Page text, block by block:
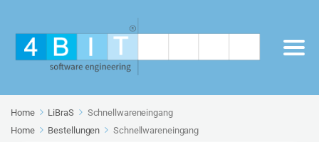
Home LiBraS
Schnellwareneingang
Home
Bestellungen Schnellwareneingang